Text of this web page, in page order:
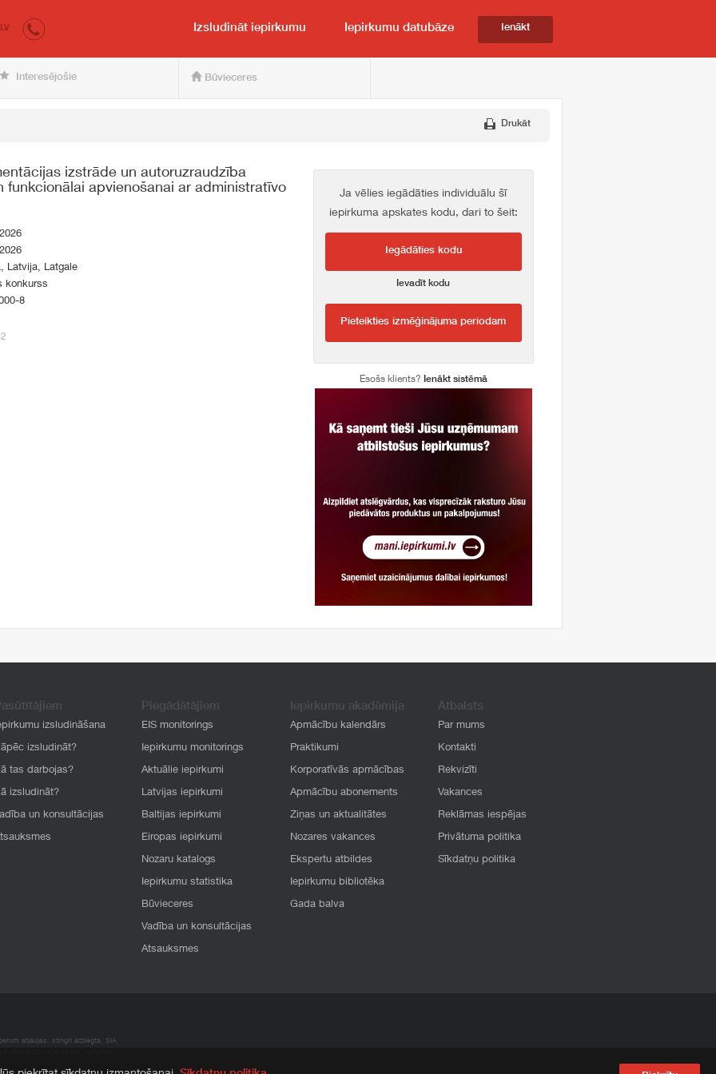
pircējam un pārdevējam
LV Izsludināt iepirkumu Iepirkumu datubāze Ienākt
Interesējošie Būvieceres
Drukāt
izstrāde un autoruzraudzība
funkcionālai apvienošanai ar administratīvo
Latvija, Latgale
konkurss
8
Ja vēlies iegādāties individuālu šī
iepirkuma apskates kodu, dari to šeit:
Iegādāties kodu
Ievadīt kodu
Pieteikties izmēģinājuma periodam
Esošs klients? Ienākt sistēmā
izsludināšana
izsludināt?
tas darbojas?
izsludināt?
un konsultācijas
Piegādātājiem
EIS monitorings
Iepirkumu monitorings
Aktuālie iepirkumi
Latvijas iepirkumi
Baltijas iepirkumi
Eiropas iepirkumi
Nozaru katalogs
Iepirkumu statistika
Būvieceres
Vadība un konsultācijas
Atsauksmes
Iepirkumu akadēmija
Apmācību kalendārs
Praktikumi
Korporatīvās apmācības
Apmācību abonements
Ziņas un aktualitātes
Nozares vakances
Ekspertu atbildes
Iepirkumu bibliotēka
Gada balva
Atbalsts
Par mums
Kontakti
Rekvizīti
Vakances
Reklāmas iespējas
Privātuma politika
Sīkdatņu politika
atļaujas, stingri aizliegta. SIA